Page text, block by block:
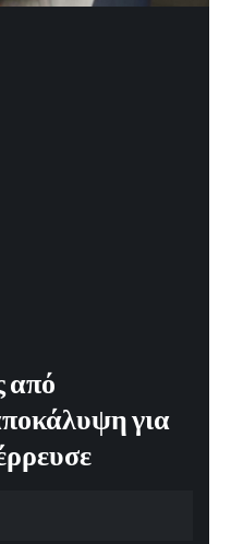
από
για